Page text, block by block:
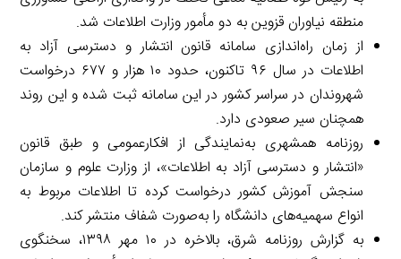
منطقه نیاوران قزوین به دو مأمور وزارت اطلاعات شد.
از زمان راه‌اندازی سامانه قانون انتشار و دسترسی آزاد به
اطلاعات در سال ۹۶ تاکنون، حدود ۱۰ هزار و ۶۷۷ درخواست
شهروندان در سراسر کشور در این سامانه ثبت شده و این روند
همچنان سیر صعودی دارد.
روزنامه همشهری به‌نمایندگی از افکارعمومی و طبق قانون
«انتشار و دسترسی آزاد به اطلاعات»، از وزارت علوم و سازمان
سنجش آموزش کشور درخواست کرده تا اطلاعات مربوط به
انواع سهمیه‌های دانشگاه را به‌صورت شفاف منتشر کند.
به گزارش روزنامه شرق، بالاخره در ۱۰ مهر ۱۳۹۸، سخنگوی